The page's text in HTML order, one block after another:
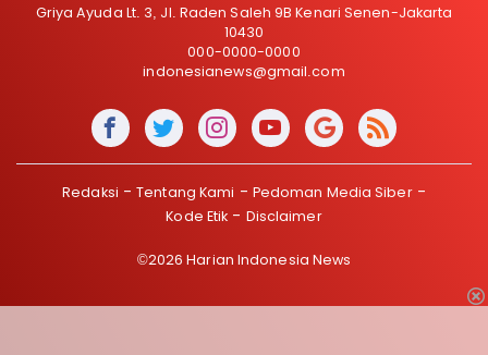
Griya Ayuda Lt. 3, Jl. Raden Saleh 9B Kenari Senen-Jakarta
10430
000-0000-0000
indonesianews@gmail.com
Redaksi Tentang Kami
Pedoman Media Siber
Kode Etik
Disclaimer
©2026 Harian Indonesia News